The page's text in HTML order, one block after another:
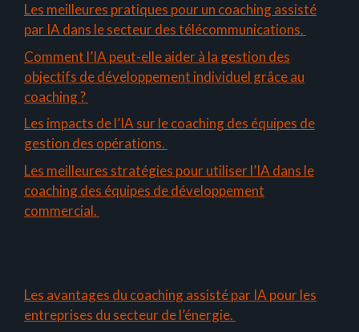
Les meilleures pratiques pour un coaching assisté
par IA dans le secteur des télécommunications.
Comment l’IA peut-elle aider à la gestion des
objectifs de développement individuel grâce au
coaching ?
Les impacts de l’IA sur le coaching des équipes de
gestion des opérations.
Les meilleures stratégies pour utiliser l’IA dans le
coaching des équipes de développement
commercial.
Les avantages du coaching assisté par IA pour les
entreprises du secteur de l’énergie.